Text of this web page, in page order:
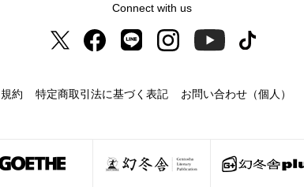
Connect with us
約 特定商取引法に基づく表記 お問い合わせ（個人）